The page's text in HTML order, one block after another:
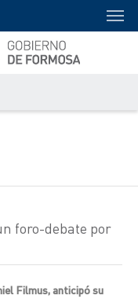
foro-debate por
Filmus, anticipó su